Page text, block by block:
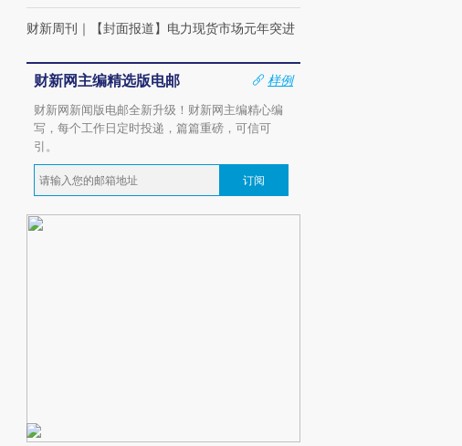
财新周刊 ｜ 【封面报道】电力现货市场元年突进
财新网主编精选版电邮
样例
财新网新闻版电邮全新升级！财新网主编精心编
写，每个工作日定时投递，篇篇重磅，可信可
引。
订阅